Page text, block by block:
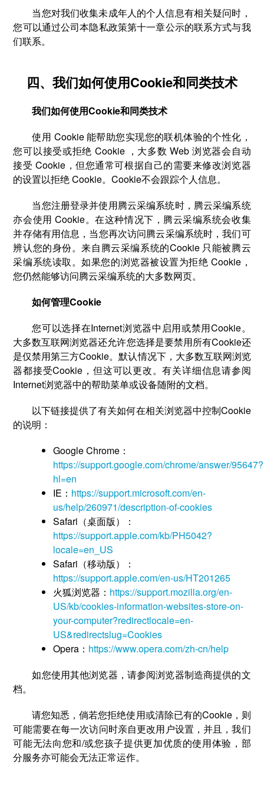
当您对我们收集未成年人的个人信息有相关疑问时，
您可以通过公司本隐私政策第十一章公示的联系方式与我
们联系。
四、我们如何使用Cookie和同类技术
我们如何使用Cookie和同类技术
使用 Cookie 能帮助您实现您的联机体验的个性化，
您可以接受或拒绝 Cookie ，大多数 Web 浏览器会自动
接受 Cookie，但您通常可根据自己的需要来修改浏览器
的设置以拒绝 Cookie。Cookie不会跟踪个人信息。
当您注册登录并使用腾云采编系统时，腾云采编系统
亦会使用 Cookie。在这种情况下，腾云采编系统会收集
并存储有用信息，当您再次访问腾云采编系统时，我们可
辨认您的身份。来自腾云采编系统的Cookie 只能被腾云
采编系统读取。如果您的浏览器被设置为拒绝 Cookie，
您仍然能够访问腾云采编系统的大多数网页。
如何管理Cookie
您可以选择在Internet浏览器中启用或禁用Cookie。
大多数互联网浏览器还允许您选择是要禁用所有Cookie还
是仅禁用第三方Cookie。默认情况下，大多数互联网浏览
器都接受Cookie，但这可以更改。有关详细信息请参阅
Internet浏览器中的帮助菜单或设备随附的文档。
以下链接提供了有关如何在相关浏览器中控制Cookie
的说明：
Google Chrome：
https://support.google.com/chrome/answer/95647?
hl=en
IE： https://support.microsoft.com/en-
us/help/260971/description-of-cookies
Safari（桌面版）：
https://support.apple.com/kb/PH5042?
locale=en_US
Safari（移动版）：
https://support.apple.com/en-us/HT201265
火狐浏览器： https://support.mozilla.org/en-
US/kb/cookies-information-websites-store-on-
your-computer?redirectlocale=en-
US&redirectslug=Cookies
Opera： https://www.opera.com/zh-cn/help
如您使用其他浏览器，请参阅浏览器制造商提供的文
档。
请您知悉，倘若您拒绝使用或清除已有的Cookie，则
可能需要在每一次访问时亲自更改用户设置，并且，我们
可能无法向您和/或您孩子提供更加优质的使用体验，部
分服务亦可能会无法正常运作。